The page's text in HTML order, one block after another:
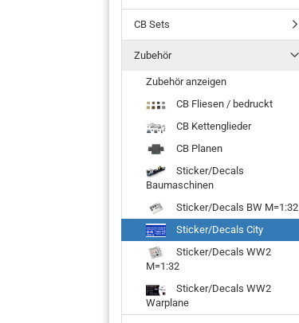
CB Sets
Zubehör
Zubehör anzeigen
CB Fliesen / bedruckt
CB Kettenglieder
CB Planen
Sticker/Decals
Baumaschinen
Sticker/Decals BW M=1:32
Sticker/Decals City
Sticker/Decals WW2
M=1:32
Sticker/Decals WW2
Warplane